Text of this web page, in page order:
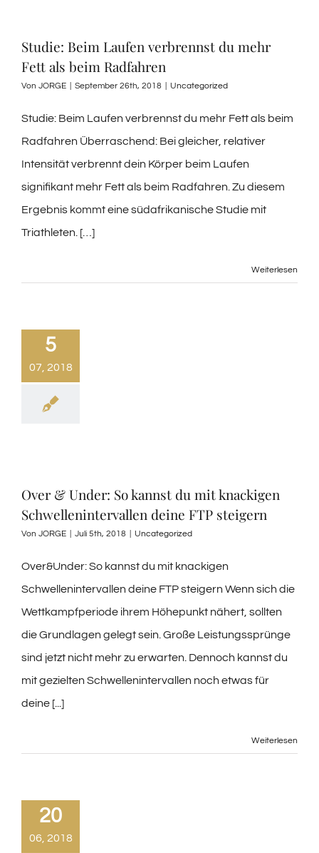
Studie: Beim Laufen verbrennst du mehr
Fett als beim Radfahren
Von JORGE September 26th, 2018 Uncategorized
Studie: Beim Laufen verbrennst du mehr Fett als beim
Radfahren Überraschend: Bei gleicher, relativer
Intensität verbrennt dein Körper beim Laufen
signifikant mehr Fett als beim Radfahren. Zu diesem
Ergebnis kommt eine südafrikanische Studie mit
Triathleten. […]
Weiterlesen
5
07, 2018
Over & Under: So kannst du mit knackigen
Schwellenintervallen deine FTP steigern
Von JORGE Juli 5th, 2018 Uncategorized
Over&Under: So kannst du mit knackigen
Schwellenintervallen deine FTP steigern Wenn sich die
Wettkampfperiode ihrem Höhepunkt nähert, sollten
die Grundlagen gelegt sein. Große Leistungssprünge
sind jetzt nicht mehr zu erwarten. Dennoch kannst du
mit gezielten Schwellenintervallen noch etwas für
deine [...]
Weiterlesen
20
06, 2018